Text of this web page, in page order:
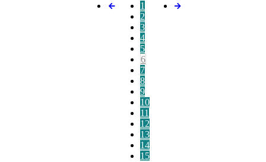
1
2
3
4
5
6
7
8
9
10
11
12
13
14
15